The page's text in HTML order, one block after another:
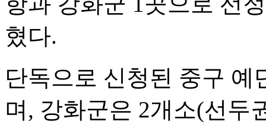
혔다.
단독으로 신청된 중구 예
며, 강화군은 2개소(선두